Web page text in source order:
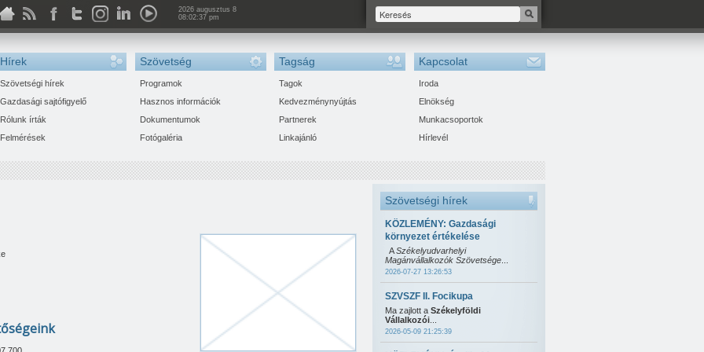
2026 augusztus 8
08:02:37 pm
Hírek
Szövetségi hírek
Gazdasági sajtófigyelő
Rólunk írták
Felmérések
Szövetség
Programok
Hasznos információk
Dokumentumok
Fotógaléria
Tagság
Tagok
Kedvezménynyújtás
Partnerek
Linkajánló
Kapcsolat
Iroda
Elnökség
Munkacsoportok
Hírlevél
Szövetségi hírek
KÖZLEMÉNY: Gazdasági
környezet értékelése
ASzékelyudvarhelyi
Magánvállalkozók Szövetsége
2026-07-27 13:26:53
SZVSZF II. Focikupa
Ma zajlott a Székelyföldi
Vállalkozói
2026-05-09 21:25:39